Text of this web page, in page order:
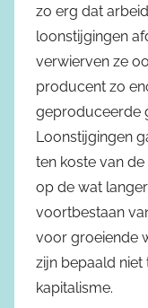
zo erg dat
loonstijgingen
verwierven ze
producent zo
geproduceerde
Loonstijgingen
ten koste van
op de wat
voortbestaan
voor groeiende
zijn bepaald niet
kapitalisme.